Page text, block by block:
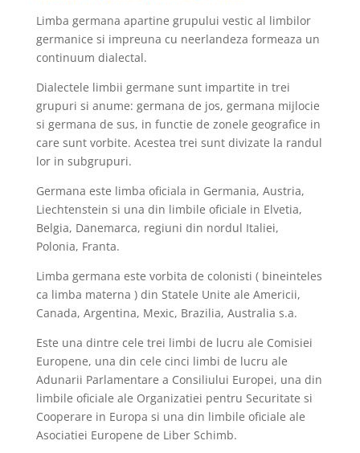
Limba germana apartine grupului vestic al limbilor
germanice si impreuna cu neerlandeza formeaza un
continuum dialectal.
Dialectele limbii germane sunt impartite in trei
grupuri si anume: germana de jos, germana mijlocie
si germana de sus, in functie de zonele geografice in
care sunt vorbite. Acestea trei sunt divizate la randul
lor in subgrupuri.
Germana este limba oficiala in Germania, Austria,
Liechtenstein si una din limbile oficiale in Elvetia,
Belgia, Danemarca, regiuni din nordul Italiei,
Polonia, Franta.
Limba germana este vorbita de colonisti ( bineinteles
ca limba materna ) din Statele Unite ale Americii,
Canada, Argentina, Mexic, Brazilia, Australia s.a.
Este una dintre cele trei limbi de lucru ale Comisiei
Europene, una din cele cinci limbi de lucru ale
Adunarii Parlamentare a Consiliului Europei, una din
limbile oficiale ale Organizatiei pentru Securitate si
Cooperare in Europa si una din limbile oficiale ale
Asociatiei Europene de Liber Schimb.